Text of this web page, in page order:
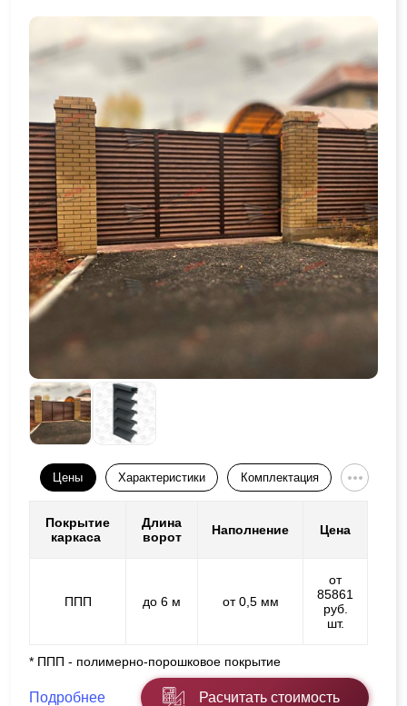
Цены Характеристики Комплектация
Покрытие
каркаса
Длина
ворот
Наполнение Цена
ППП до 6 м от 0,5 мм
от
85861
руб.
шт.
* ППП - полимерно-порошковое покрытие
Подробнее Расчитать стоимость